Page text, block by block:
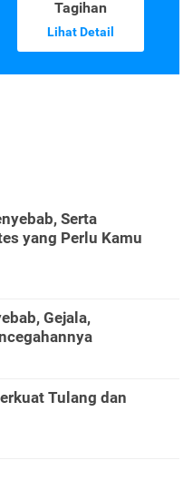
Tagihan
Lihat Detail
Serta
yang Perlu Kamu
Gejala,
Tulang dan